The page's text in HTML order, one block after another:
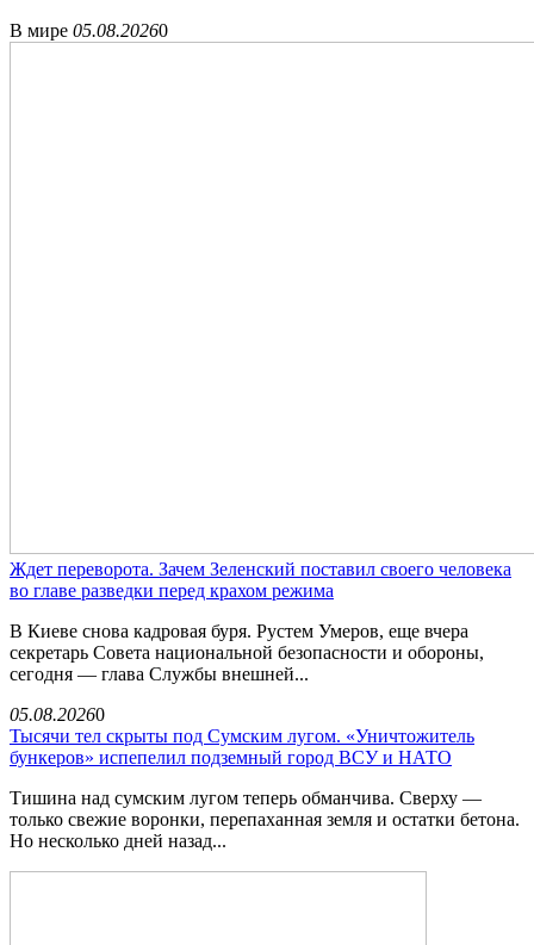
В мире 05.08.20260
Ждет переворота. Зачем Зеленский поставил своего человека
во главе разведки перед крахом режима
В Киеве снова кадровая буря. Рустем Умеров, еще вчера
секретарь Совета национальной безопасности и обороны,
сегодня — глава Службы внешней...
05.08.20260
Тысячи тел скрыты под Сумским лугом. «Уничтожитель
бункеров» испепелил подземный город ВСУ и НАТО
Тишина над сумским лугом теперь обманчива. Сверху —
только свежие воронки, перепаханная земля и остатки бетона.
Но несколько дней назад...